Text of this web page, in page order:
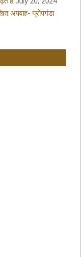
अपवाह- प्रोपगंडा